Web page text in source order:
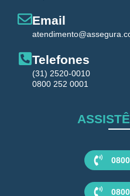
Email
Telefones
(31) 2520-0010
0800 252 0001